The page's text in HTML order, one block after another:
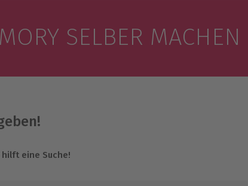
SELBER MACHEN
eine Suche!